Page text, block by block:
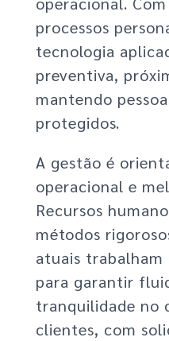
processos
tecnologia
preventiva,
mantendo
protegidos.
A gestão é
operacional e
Recursos
métodos
atuais
para garantir
tranquilidade no
clientes, com